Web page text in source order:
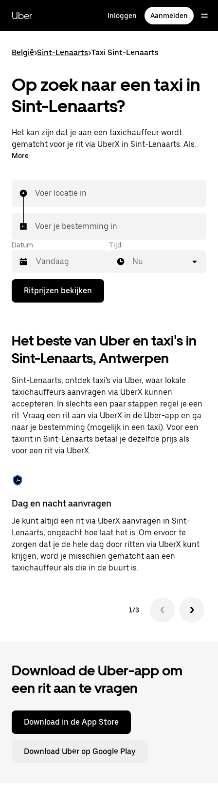
naar
hoofdinhoud
Uber Inloggen Aanmelden
België>Sint-Lenaarts>Taxi Sint-Lenaarts
Op zoek naar een taxi in
Sint-Lenaarts?
Het kan zijn dat je aan een taxichauffeur wordt
gematcht voor je rit via UberX in Sint-Lenaarts. Als
dat zo is, profiteer je van dezelfde 24/7
je bestemming.
More
Voer locatie in
Voer je bestemming in
Datum
Druk
de
de
agenda
te
openen
een
datum
selecteren.
Druk
op
Escape
om
de
sluiten.
Tijd
Nu
Ritprijzen bekijken
Het beste van Uber en taxi's in
Sint-Lenaarts, Antwerpen
Sint-Lenaarts, ontdek taxi's via Uber, waar lokale
taxichauffeurs aanvragen via UberX kunnen
accepteren. In slechts een paar stappen regel je een
rit. Vraag een rit aan via UberX in de Uber-app en ga
naar je bestemming (mogelijk in een taxi). Voor een
taxirit in Sint-Lenaarts betaal je dezelfde prijs als
voor een rit via UberX.
Dag en nacht aanvragen
Je kunt altijd een rit via UberX aanvragen in Sint-
Lenaarts, ongeacht hoe laat het is. Om ervoor te
zorgen dat je de hele dag door ritten via UberX kunt
krijgen, word je misschien gematcht aan een
taxichauffeur als die in de buurt is.
1/3
Download de Uber-app om
een rit aan te vragen
Download in de App Store
Download Uber op Google Play